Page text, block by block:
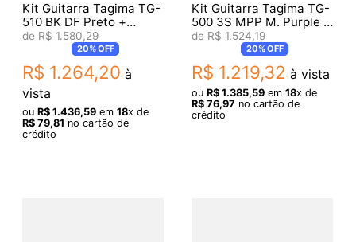
Kit Guitarra Tagima TG-
510 BK DF Preto +
Acessórios
R$ 1.580,29
20%OFF
R$ 1.264,20 à
vista
ou R$ 1.436,59em 18x de
R$ 79,81 no cartão de
crédito
Kit Guitarra Tagima TG-
500 3S MPP M. Purple +
Acessórios
R$ 1.524,19
20%OFF
R$ 1.219,32 à vista
ou R$ 1.385,59em 18x de
R$ 76,97 no cartão de
crédito